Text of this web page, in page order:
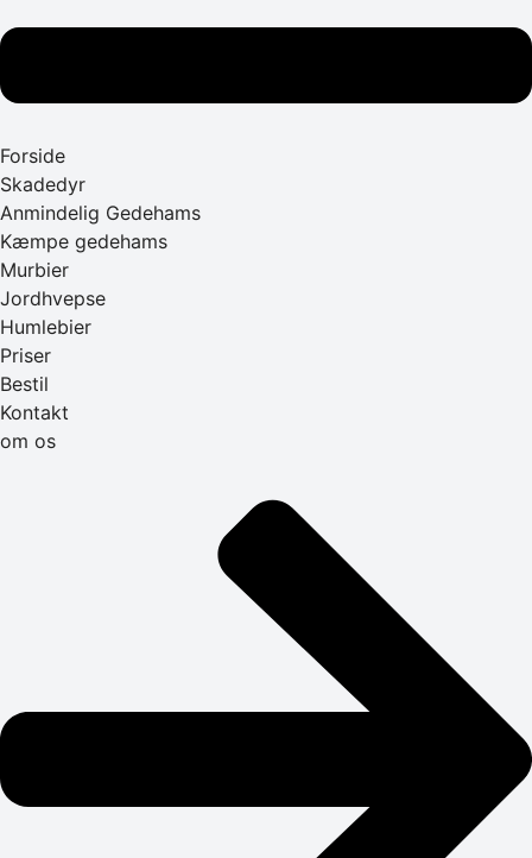
Forside
Skadedyr
Anmindelig Gedehams
Kæmpe gedehams
Murbier
Jordhvepse
Humlebier
Priser
Bestil
Kontakt
om os